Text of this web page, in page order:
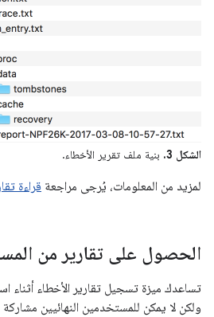
الشكل 3. بنية ملف تقرير الأخطاء.
لمزيد من المعلومات، يُرجى مراجعة قراءة
الحصول على تقارير من
تساعدك ميزة تسجيل تقارير الأخطاء أثناء
ولكن لا يمكن للمستخدمين النهائيين مشاركة